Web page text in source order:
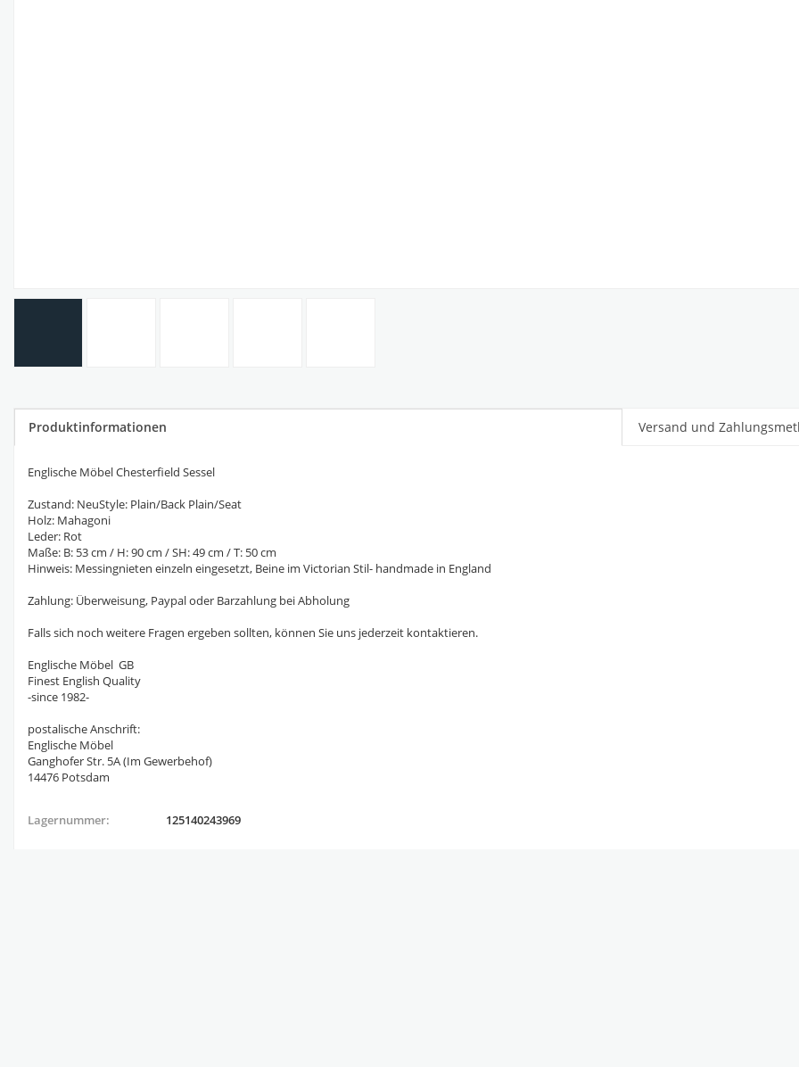
Produktinformationen Versand und
Englische Möbel Chesterfield Sessel
Zustand: NeuStyle: Plain/Back Plain/Seat
Holz: Mahagoni
Leder: Rot
Maße: B: 53 cm / H: 90 cm / SH: 49 cm / T: 50 cm
Hinweis: Messingnieten einzeln eingesetzt, Beine im Victorian Stil- handmade in England
Zahlung: Überweisung, Paypal oder Barzahlung bei Abholung
Falls sich noch weitere Fragen ergeben sollten, können Sie uns jederzeit kontaktieren.
Englische Möbel GB
Finest English Quality
-since 1982-
postalische Anschrift:
Englische Möbel
Ganghofer Str. 5A (Im Gewerbehof)
14476 Potsdam
Lagernummer: 125140243969